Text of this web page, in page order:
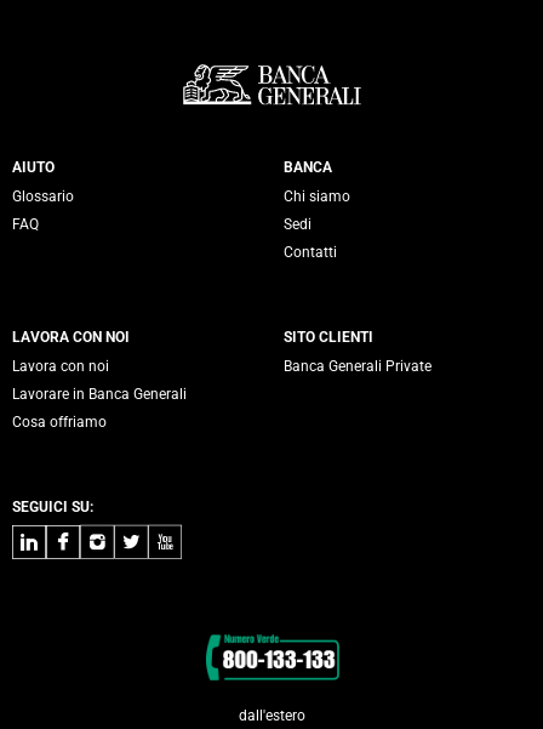
Servizi Banca Generali
AIUTO
Glossario
FAQ
BANCA
Chi siamo
Sedi
Contatti
LAVORA CON NOI
Lavora con noi
Lavorare in Banca Generali
Cosa offriamo
SITO CLIENTI
Banca Generali Private
SEGUICI SU:
LinkedInFacebook
Instagram
TwitterYoutube
dall'estero